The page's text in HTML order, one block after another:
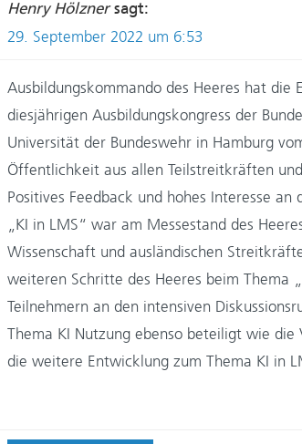
Henry Hölzner sagt:
29. September 2022 um 6:53
Ausbildungskommando des Heeres hat die
diesjährigen Ausbildungskongress der
Universität der Bundeswehr in Hamburg
Öffentlichkeit aus allen Teilstreitkräften
Positives Feedback und hohes Interesse
„KI in LMS“ war am Messestand des
Wissenschaft und ausländischen
weiteren Schritte des Heeres beim Thema
Teilnehmern an den intensiven
Thema KI Nutzung ebenso beteiligt wie
die weitere Entwicklung zum Thema KI in